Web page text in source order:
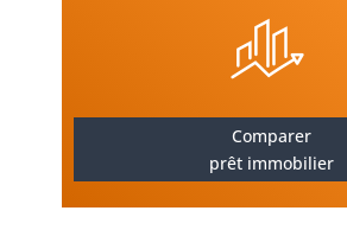
Comparer
prêt immobilier